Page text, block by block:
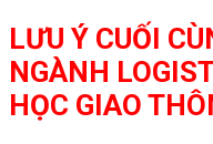
LƯU Ý CUỐI
NGÀNH
HỌC GIAO